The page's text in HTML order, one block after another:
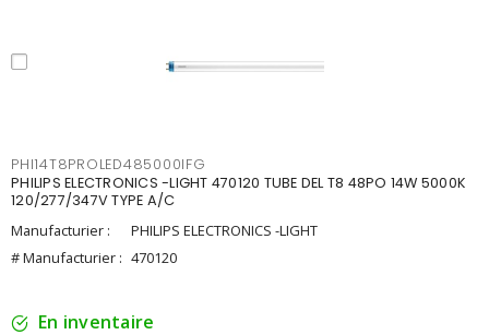
PHI14T8PROLED485000IFG
PHILIPS ELECTRONICS -LIGHT 470120 TUBE DEL T8 48PO 14W 5000K
120/277/347V TYPE A/C
Manufacturier :
PHILIPS ELECTRONICS -LIGHT
# Manufacturier : 470120
En inventaire